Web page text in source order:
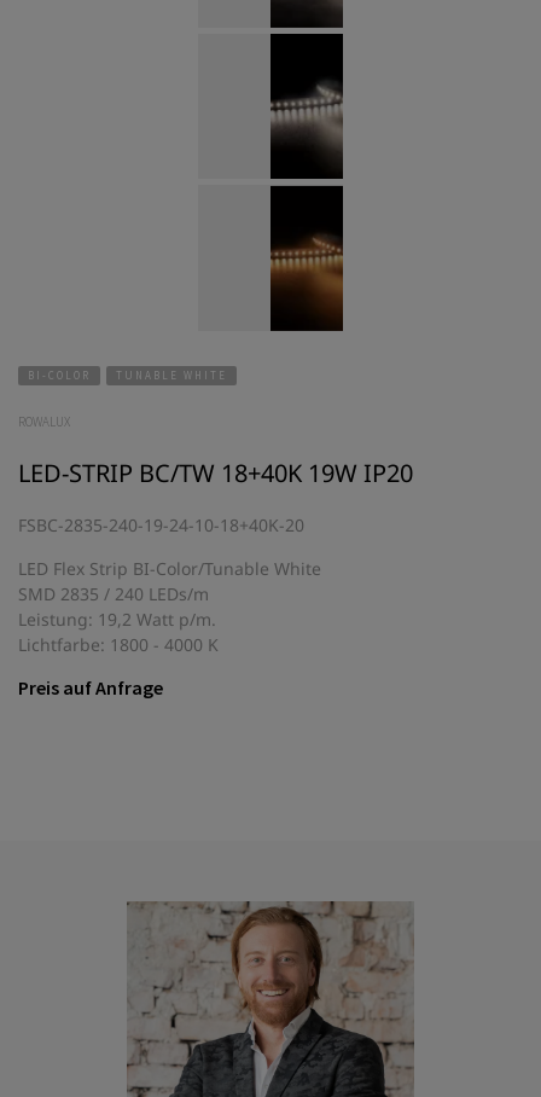
BI-COLOR TUNABLE WHITE
ROWALUX
LED-STRIP BC/TW 18+40K 19W IP20
FSBC-2835-240-19-24-10-18+40K-20
LED Flex Strip BI-Color/Tunable White
SMD 2835 / 240 LEDs/m
Leistung: 19,2 Watt p/m.
Lichtfarbe: 1800 - 4000 K
Preis auf Anfrage